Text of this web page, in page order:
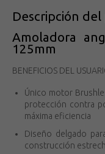
Descripción
Amoladora
125mm
BENEFICIOS DEL
Único motor
protección contra
máxima eficiencia
Diseño delgado
construcción